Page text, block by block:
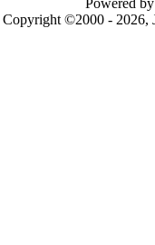
Powered
Copyright ©2000 - 2026,